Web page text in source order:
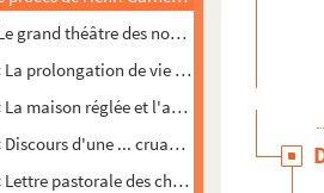
grand théâtre des nouvellistes, docteurs
La prolongation de vie par le thrésor de la
La maison réglée et l'art de diriger la
Discours d'une ... cruauté commise par ...
Lettre pastorale des chants et voix ...